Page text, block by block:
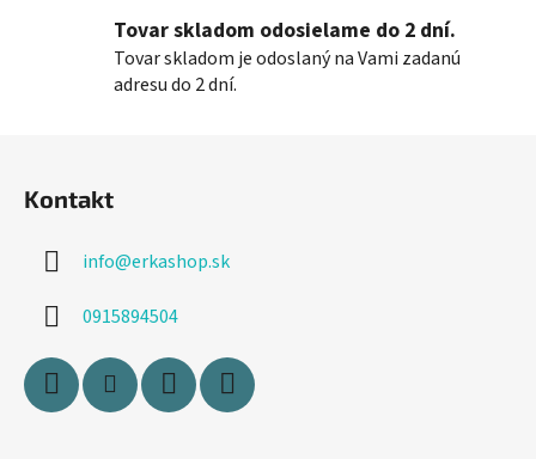
v
ý
p
Tovar skladom odosielame do 2 dní.
Tovar skladom je odoslaný na Vami zadanú
adresu do 2 dní.
Kontakt
info@erkashop.sk
0915894504